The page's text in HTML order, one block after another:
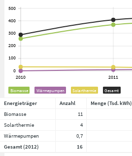
Biomasse Wärmepumpen Solarthermie Gesamt
Energieträger Anzahl Menge (Tsd. kWh)
Biomasse
11
Solarthermie
4
Wärmepumpen
0,7
Gesamt (2012)
16